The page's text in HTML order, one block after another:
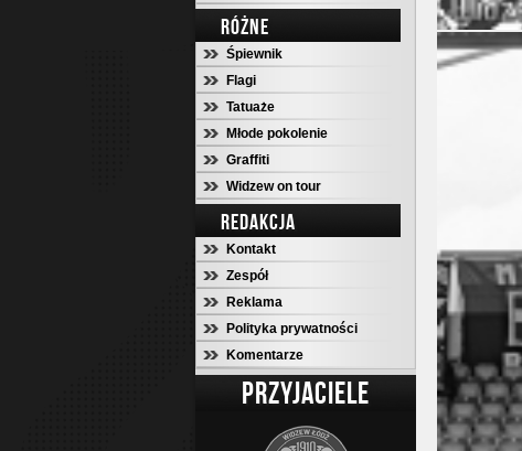
RÓŻNE
Śpiewnik
Flagi
Tatuaże
Młode pokolenie
Graffiti
Widzew on tour
REDAKCJA
Kontakt
Zespół
Reklama
Polityka prywatności
Komentarze
PRZYJACIELE